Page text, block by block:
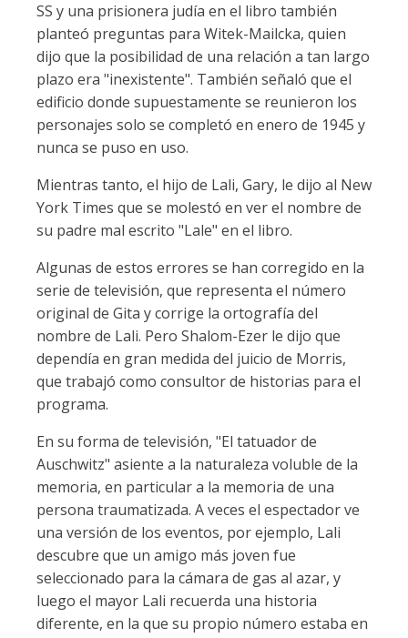
SS y una prisionera judía en el libro también
planteó preguntas para Witek-Mailcka, quien
dijo que la posibilidad de una relación a tan largo
plazo era "inexistente". También señaló que el
edificio donde supuestamente se reunieron los
personajes solo se completó en enero de 1945 y
nunca se puso en uso.
Mientras tanto, el hijo de Lali, Gary, le dijo al New
York Times que se molestó en ver el nombre de
su padre mal escrito "Lale" en el libro.
Algunas de estos errores se han corregido en la
serie de televisión, que representa el número
original de Gita y corrige la ortografía del
nombre de Lali. Pero Shalom-Ezer le dijo que
dependía en gran medida del juicio de Morris,
que trabajó como consultor de historias para el
programa.
En su forma de televisión, "El tatuador de
Auschwitz" asiente a la naturaleza voluble de la
memoria, en particular a la memoria de una
persona traumatizada. A veces el espectador ve
una versión de los eventos, por ejemplo, Lali
descubre que un amigo más joven fue
seleccionado para la cámara de gas al azar, y
luego el mayor Lali recuerda una historia
diferente, en la que su propio número estaba en